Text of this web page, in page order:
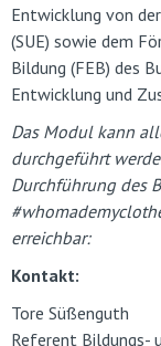
Entwicklung von
(SUE) sowie dem
Bildung (FEB) des
Entwicklung und
Das Modul kann
durchgeführt
Durchführung des
erreichbar:
Kontakt:
Tore Süßenguth
Referent Bildungs-